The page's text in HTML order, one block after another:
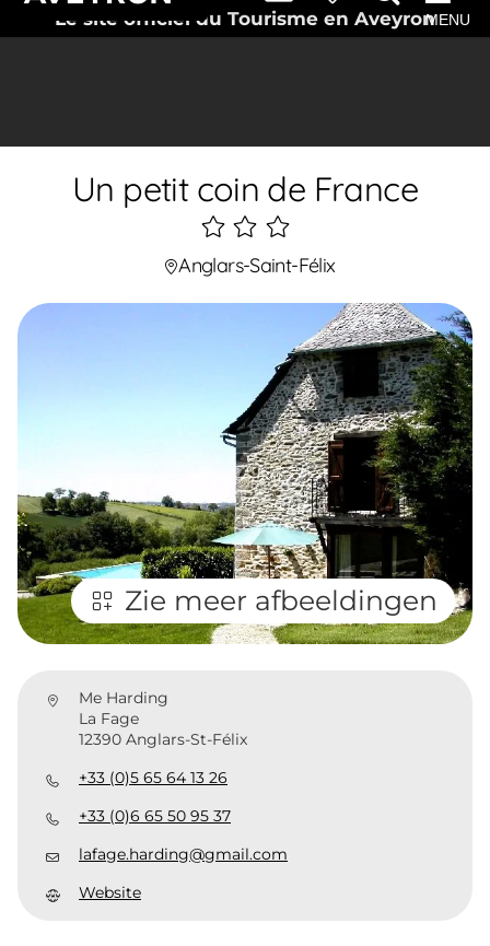
Le site officiel du Tourisme en AveyronMENU
Un petit coin de France
3
étoiles
Anglars-Saint-Félix
Zie meer afbeeldingen
Me Harding
La Fage
12390 Anglars-St-Félix
+33 (0)5 65 64 13 26
+33 (0)6 65 50 95 37
lafage.harding@gmail.com
Website